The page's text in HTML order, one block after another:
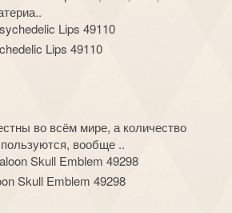
Lips 49110
во всём мире, а количество
вообще ..
Skull Emblem 49298